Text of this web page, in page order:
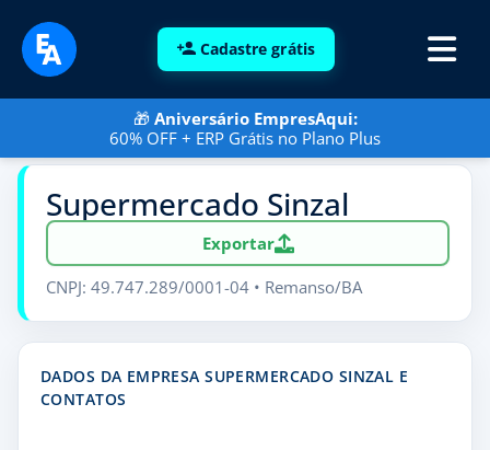
Cadastre grátis
🎁 Aniversário EmpresAqui:
60% OFF + ERP Grátis no Plano Plus
Supermercado Sinzal
Exportar
CNPJ: 49.747.289/0001-04 • Remanso/BA
DADOS DA EMPRESA SUPERMERCADO SINZAL E
CONTATOS